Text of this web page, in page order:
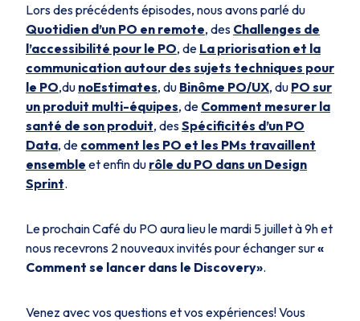
Lors des précédents épisodes, nous avons parlé du
Quotidien d’un PO en remote, des Challenges de
l’accessibilité pour le PO, de La priorisation et la
communication autour des sujets techniques pour
le PO,du noEstimates, du Binôme PO/UX, du PO sur
un produit multi-équipes, de Comment mesurer la
santé de son produit, desSpécificités d’un PO
Data, de comment les PO et les PMs travaillent
ensemble et enfin du rôle du PO dans un Design
Sprint.
Le prochain Café du PO aura lieu le mardi 5 juillet à 9h et
nous recevrons 2 nouveaux invités pour échanger sur«
Comment se lancer dans le Discovery».
Venez avec vos questions et vos expériences! Vous